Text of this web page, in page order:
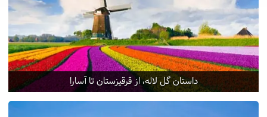
داستان گل لاله، از قرقیزستان تا آسارا